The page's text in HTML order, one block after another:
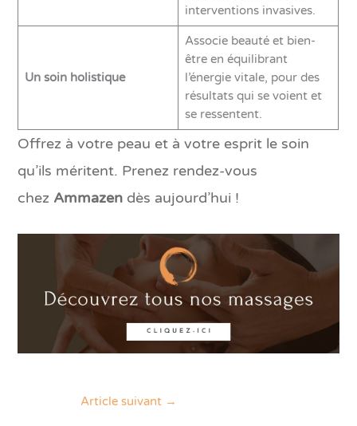
interventions invasives.
Un soin holistique
Associe beauté et bien-
être en équilibrant
l’énergie vitale, pour des
résultats qui se voient et
se ressentent.
Offrez à votre peau et à votre esprit le soin
qu’ils méritent. Prenez rendez-vous
chez Ammazen dès aujourd’hui !
Article suivant →